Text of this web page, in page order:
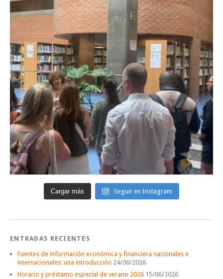
Cargar más Seguir en Instagram
ENTRADAS RECIENTES
Fuentes de información económica y financiera nacionales e
internacionales: una introducción 24/06/2026
Horario y préstamo especial de verano 2026 15/06/2026